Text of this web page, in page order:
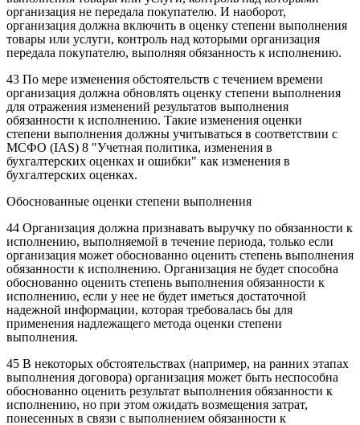
организация не передала покупателю. И наоборот,
организация должна включить в оценку степени выполнения
товары или услуги, контроль над которыми организация
передала покупателю, выполняя обязанность к исполнению.
43 По мере изменения обстоятельств с течением времени
организация должна обновлять оценку степени выполнения
для отражения изменений результатов выполнения
обязанности к исполнению. Такие изменения оценки
степени выполнения должны учитываться в соответствии с
МСФО (IAS) 8 "Учетная политика, изменения в
бухгалтерских оценках и ошибки" как изменения в
бухгалтерских оценках.
Обоснованные оценки степени выполнения
44 Организация должна признавать выручку по обязанности к
исполнению, выполняемой в течение периода, только если
организация может обоснованно оценить степень выполнения
обязанности к исполнению. Организация не будет способна
обоснованно оценить степень выполнения обязанности к
исполнению, если у нее не будет иметься достаточной
надежной информации, которая требовалась бы для
применения надлежащего метода оценки степени
выполнения.
45 В некоторых обстоятельствах (например, на ранних этапах
выполнения договора) организация может быть неспособна
обоснованно оценить результат выполнения обязанности к
исполнению, но при этом ожидать возмещения затрат,
понесенных в связи с выполнением обязанности к